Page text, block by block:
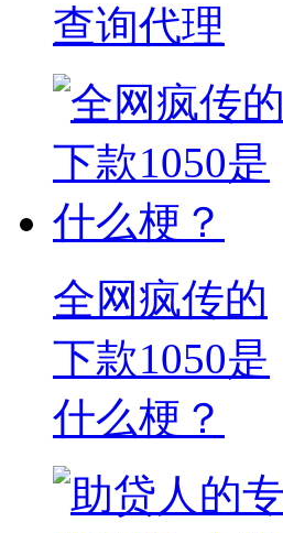
查询代理
全网疯传的
下款1050是
什么梗？